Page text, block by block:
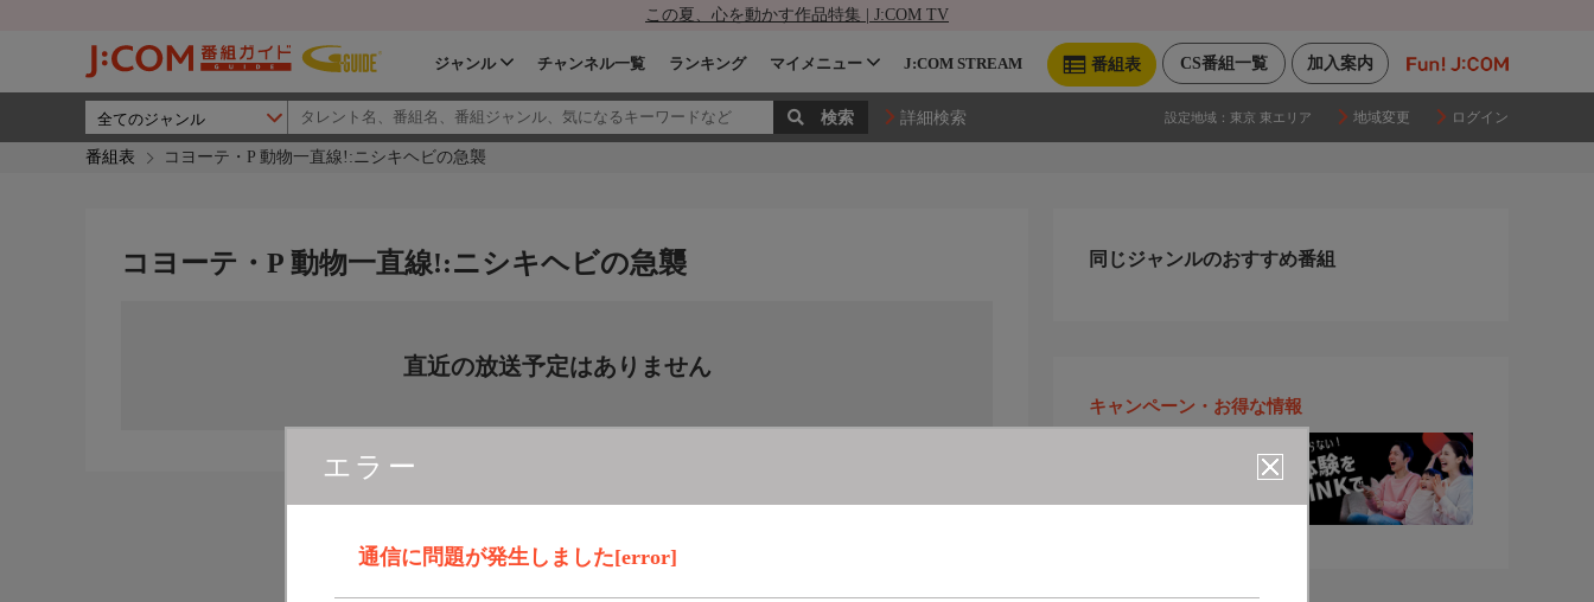
この夏、心を動かす作品特集 | J:COM TV
加入案内
CS番組一覧
番組表
ジャンル チャンネル一覧 ランキング マイメニュー J:COM STREAM
詳細検索 設定地域： 東京 東エリア 地域変更 ログイン
番組表 コヨーテ・P 動物一直線!:ニシキヘビの急襲
エラー
通信に問題が発生しました[error]
コヨーテ・P 動物一直線!:ニシキヘビの急襲
直近の放送予定はありません
同じジャンルのおすすめ番組
キャンペーン・お得な情報